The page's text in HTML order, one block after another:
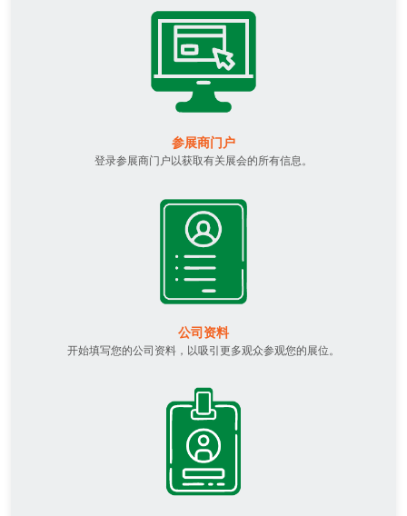
参展商门户
登录参展商门户以获取有关展会的所有信息。
公司资料
开始填写您的公司资料，以吸引更多观众参观您的展位。